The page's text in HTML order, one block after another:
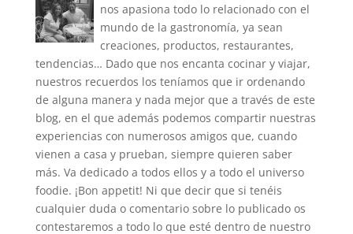
nos apasiona todo lo relacionado con el
mundo de la gastronomía, ya sean
creaciones, productos, restaurantes,
tendencias… Dado que nos encanta cocinar y viajar,
nuestros recuerdos los teníamos que ir ordenando
de alguna manera y nada mejor que a través de este
blog, en el que además podemos compartir nuestras
experiencias con numerosos amigos que, cuando
vienen a casa y prueban, siempre quieren saber
más. Va dedicado a todos ellos y a todo el universo
foodie. ¡Bon appetit! Ni que decir que si tenéis
cualquier duda o comentario sobre lo publicado os
contestaremos a todo lo que esté dentro de nuestro